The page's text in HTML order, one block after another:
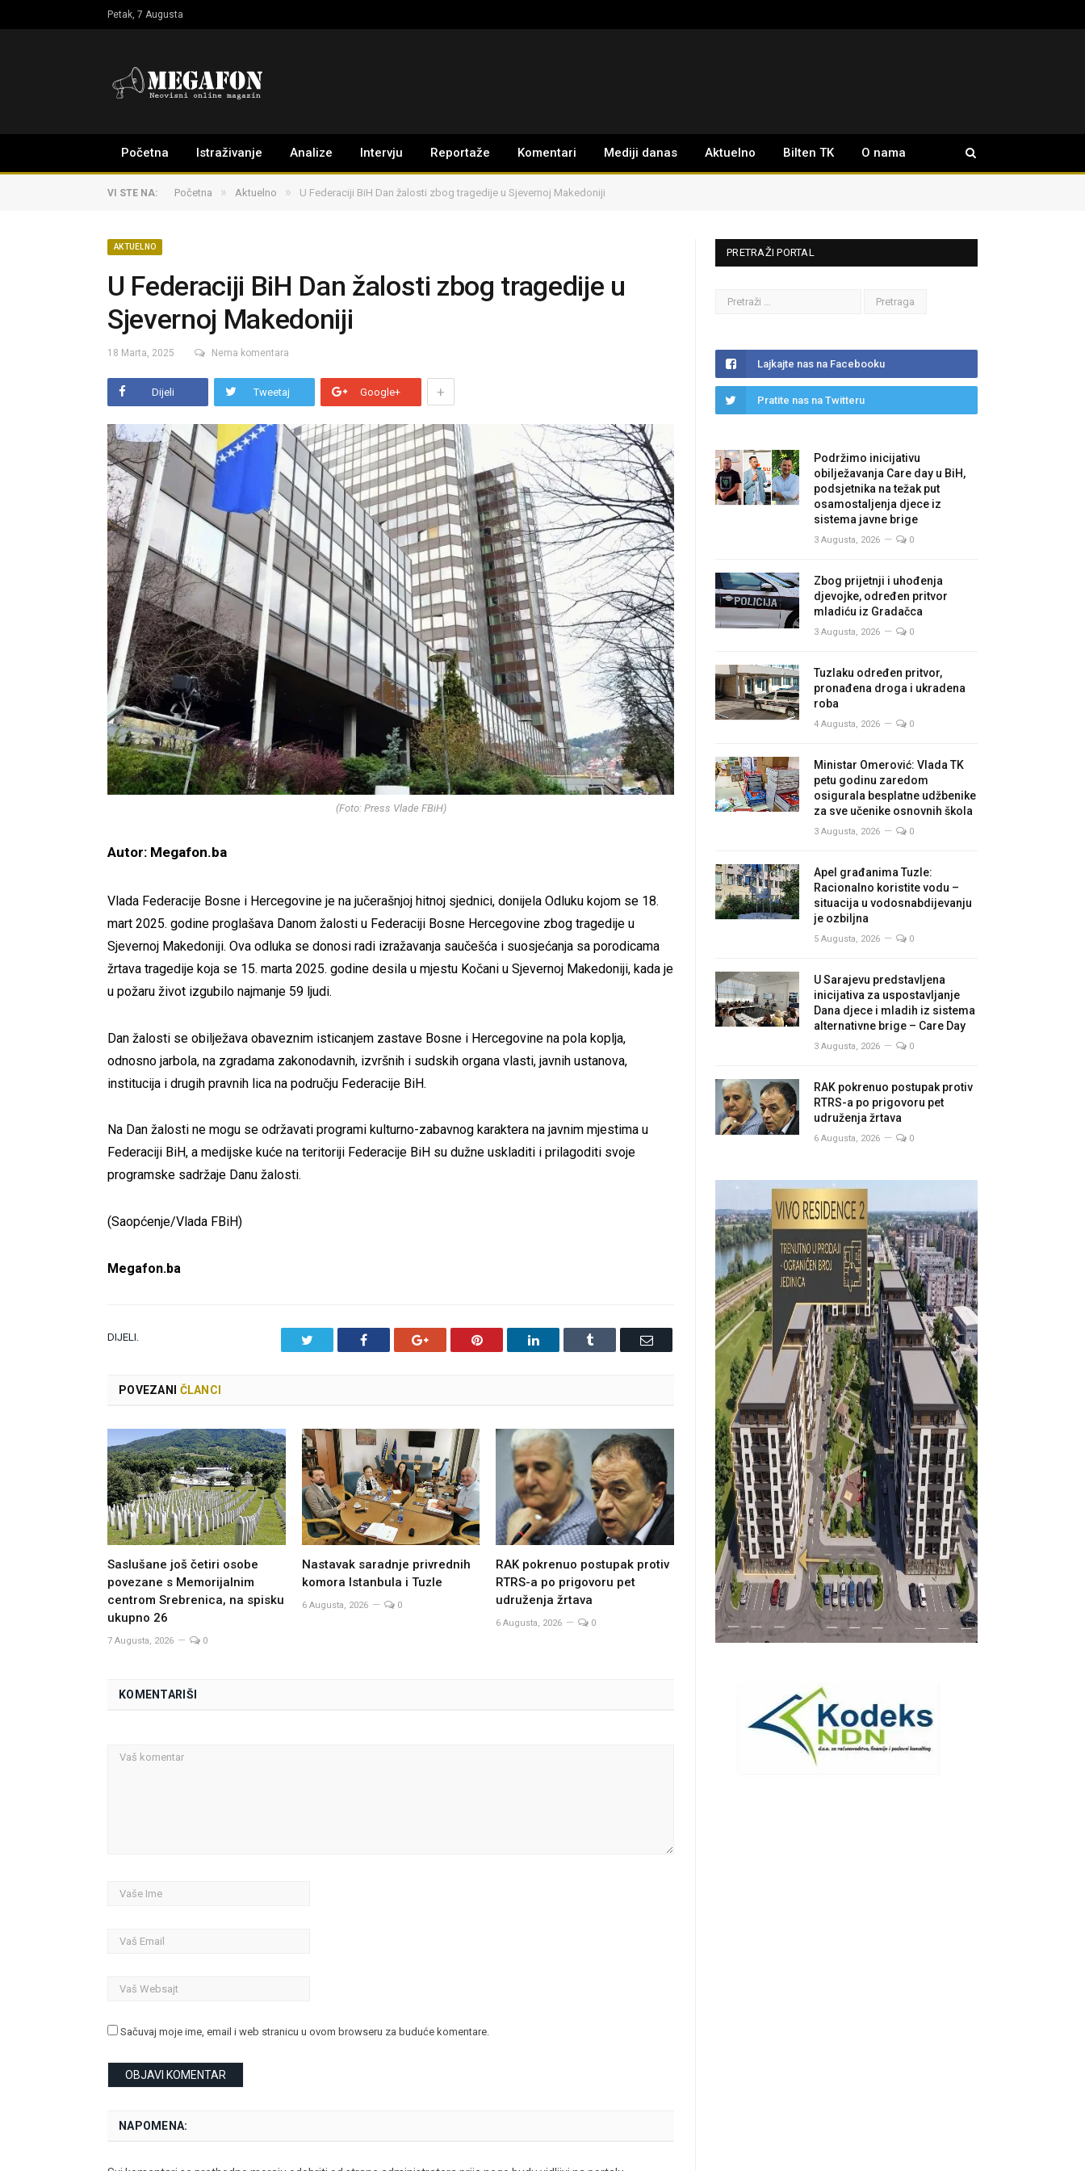
Petak, 7 Augusta
Početna Istraživanje Analize Intervju Reportaže Komentari Mediji danas Aktuelno Bilten TK O nama
VI STE NA: Početna » Aktuelno » U Federaciji BiH Dan žalosti zbog tragedije u Sjevernoj Makedoniji
AKTUELNO
U Federaciji BiH Dan žalosti zbog tragedije u
Sjevernoj Makedoniji
18 Marta, 2025 Nema komentara
Dijeli Tweetaj Google+ +
(Foto: Press Vlade FBiH)
Autor: Megafon.ba
Vlada Federacije Bosne i Hercegovine je na jučerašnjoj hitnoj sjednici, donijela Odluku kojom se 18.
mart 2025. godine proglašava Danom žalosti u Federaciji Bosne Hercegovine zbog tragedije u
Sjevernoj Makedoniji. Ova odluka se donosi radi izražavanja saučešća i suosjećanja sa porodicama
žrtava tragedije koja se 15. marta 2025. godine desila u mjestu Kočani u Sjevernoj Makedoniji, kada je
u požaru život izgubilo najmanje 59 ljudi.
Dan žalosti se obilježava obaveznim isticanjem zastave Bosne i Hercegovine na pola koplja,
odnosno jarbola, na zgradama zakonodavnih, izvršnih i sudskih organa vlasti, javnih ustanova,
institucija i drugih pravnih lica na području Federacije BiH.
Na Dan žalosti ne mogu se održavati programi kulturno-zabavnog karaktera na javnim mjestima u
Federaciji BiH, a medijske kuće na teritoriji Federacije BiH su dužne uskladiti i prilagoditi svoje
programske sadržaje Danu žalosti.
(Saopćenje/Vlada FBiH)
Megafon.ba
DIJELI. Facebook Google+ Pinterest LinkedIn Tumblr Email
POVEZANI ČLANCI
Saslušane još četiri osobe
povezane s Memorijalnim
centrom Srebrenica, na spisku
ukupno 26
7 Augusta, 2026 0
Nastavak saradnje privrednih
komora Istanbula i Tuzle
6 Augusta, 2026 0
RAK pokrenuo postupak protiv
RTRS-a po prigovoru pet
udruženja žrtava
6 Augusta, 2026 0
KOMENTARIŠI
Sačuvaj moje ime, email i web stranicu u ovom browseru za buduće komentare.
NAPOMENA:
PRETRAŽI PORTAL
Lajkajte nas na Facebooku
Pratite nas na Twitteru
Podržimo inicijativu
obilježavanja Care day u BiH,
podsjetnika na težak put
osamostaljenja djece iz
sistema javne brige
3 Augusta, 2026 0
Zbog prijetnji i uhođenja
djevojke, određen pritvor
mladiću iz Gradačca
3 Augusta, 2026 0
Tuzlaku određen pritvor,
pronađena droga i ukradena
roba
4 Augusta, 2026 0
Ministar Omerović: Vlada TK
petu godinu zaredom
osigurala besplatne udžbenike
za sve učenike osnovnih škola
3 Augusta, 2026 0
Apel građanima Tuzle:
Racionalno koristite vodu –
situacija u vodosnabdijevanju
je ozbiljna
5 Augusta, 2026 0
U Sarajevu predstavljena
inicijativa za uspostavljanje
Dana djece i mladih iz sistema
alternativne brige – Care Day
3 Augusta, 2026 0
RAK pokrenuo postupak protiv
RTRS-a po prigovoru pet
udruženja žrtava
6 Augusta, 2026 0